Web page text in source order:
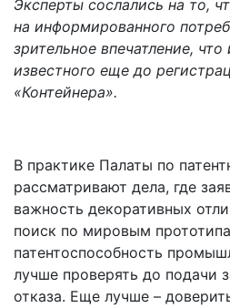
Эксперты сослались на то,
на информированного
зрительное впечатление,
известного еще до
«Контейнера».
В практике Палаты по
рассматривают дела, где
важность декоративных
поиск по мировым
патентоспособность
лучше проверять до подачи
отказа. Еще лучше –